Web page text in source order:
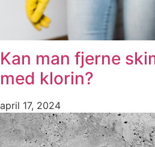
Kan man fjerne
med klorin?
april 17, 2024